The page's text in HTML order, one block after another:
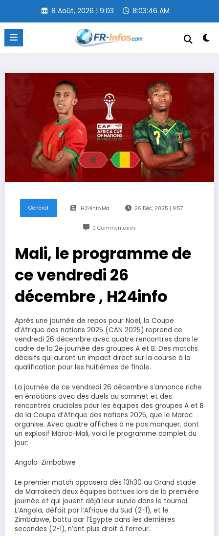
contenu
8 Août, 2026 | 9:03 8:03:46 AM
Général H24info.ma 26 Déc, 2025 | 9:57
0 Commentaires
Mali, le programme de
ce vendredi 26
décembre , H24info
Après une journée de repos pour Noël, la Coupe
d’Afrique des nations 2025 (CAN 2025) reprend ce
vendredi 26 décembre avec quatre rencontres dans le
cadre de la 2e journée des groupes A et B. Des matchs
décisifs qui auront un impact direct sur la course à la
qualification pour les huitièmes de finale.
La journée de ce vendredi 26 décembre s’annonce riche
en émotions avec des duels au sommet et des
rencontres cruciales pour les équipes des groupes A et B
de la Coupe d’Afrique des nations 2025, que le Maroc
organise. Avec quatre affiches à ne pas manquer, dont
un explosif Maroc-Mali, voici le programme complet du
jour:
Angola-Zimbabwe
Le premier match opposera dès 13h30 au Grand stade
de Marrakech deux équipes battues lors de la première
journée et qui jouent déjà leur survie dans le tournoi.
L’Angola, défait par l’Afrique du Sud (2-1), et le
Zimbabwe, battu par l’Égypte dans les dernières
secondes (2-1), n’ont plus droit à l’erreur.